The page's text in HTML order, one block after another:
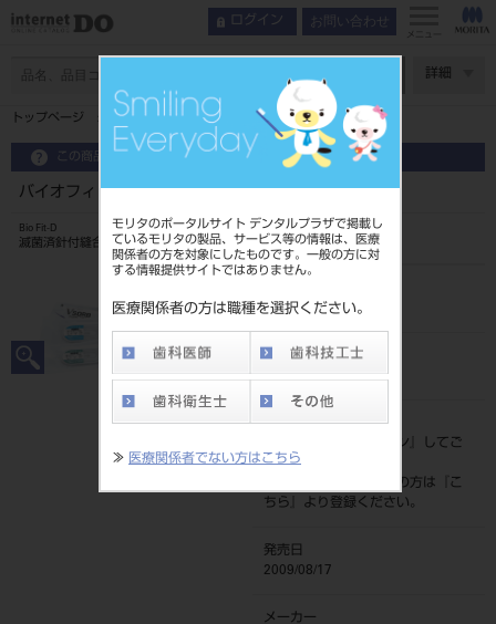
モリタのポータルサイト デンタルプラザで掲載し
ているモリタの製品、サービス等の情報は、医療
関係者の方を対象にしたものです。一般の方に対
する情報提供サイトではありません。
医療関係者の方は職種を選択ください。
≫ 医療関係者でない方はこちら
ログイン お問い合わせ
メニュー
詳細
トップページ バイオフィットD ナイロン（非吸収性） NL-09
この商品に関するお問い合わせ
バイオフィットD ナイロン（非吸収性） NL-09
Bio Fit-D
滅菌済針付縫合糸
207500429
JAN/EANコード
標準価格
ログイン
』してご
覧ください。
ネット会員登録がまだの方は『
こ
ちら
』より登録ください。
発売日
2009/08/17
メーカー